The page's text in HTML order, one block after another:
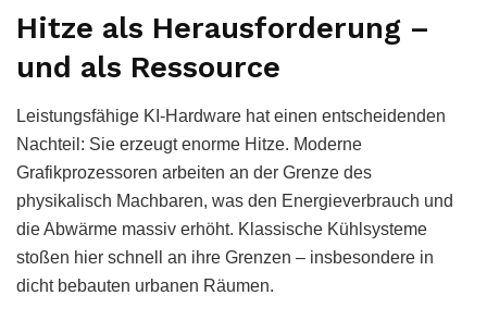
Hitze als Herausforderung –
und als Ressource
Leistungsfähige KI-Hardware hat einen entscheidenden
Nachteil: Sie erzeugt enorme Hitze. Moderne
Grafikprozessoren arbeiten an der Grenze des
physikalisch Machbaren, was den Energieverbrauch und
die Abwärme massiv erhöht. Klassische Kühlsysteme
stoßen hier schnell an ihre Grenzen – insbesondere in
dicht bebauten urbanen Räumen.